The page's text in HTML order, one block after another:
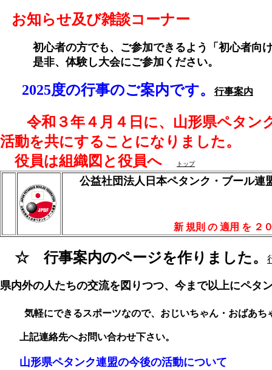
お知らせ及び雑談コーナー
初心者の方でも、ご参加できるよう「初心者向け
是非、体験し大会にご参加ください。
2025度の行事のご案内です。 行事案内
令和３年４月４日に、山形県ペタン
活動を共にすることになりました。
役員は組織図と役員へ
トップ
公益社団法人日本ペタンク・ブール
新 規則 の 適用 を ２
☆ 行事案内のページを作りました。
県内外の人たちの交流を図りつつ、今まで以上にペタ
気軽にできるスポーツなので、おじいちゃん・おばあ
上記連絡先へお問い合わせ下さい。
山形県ペタンク連盟の今後の活動について